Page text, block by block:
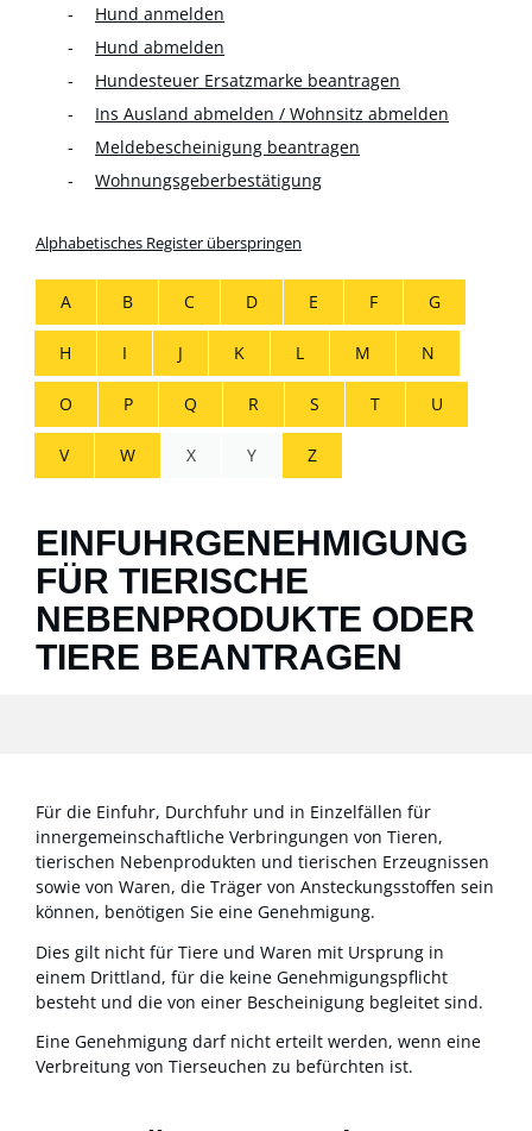
Hund anmelden
Hund abmelden
Hundesteuer Ersatzmarke beantragen
Ins Ausland abmelden / Wohnsitz abmelden
Meldebescheinigung beantragen
Wohnungsgeberbestätigung
Alphabetisches Register überspringen
A B C D E F G
H I J K L M N
O P Q R S T U
V W X Y Z
EINFUHRGENEHMIGUNG
FÜR TIERISCHE
NEBENPRODUKTE ODER
TIERE BEANTRAGEN
Für die Einfuhr, Durchfuhr und in Einzelfällen für
innergemeinschaftliche Verbringungen von Tieren,
tierischen Nebenprodukten und tierischen Erzeugnissen
sowie von Waren, die Träger von Ansteckungsstoffen sein
können, benötigen Sie eine Genehmigung.
Dies gilt nicht für Tiere und Waren mit Ursprung in
einem Drittland, für die keine Genehmigungspflicht
besteht und die von einer Bescheinigung begleitet sind.
Eine Genehmigung darf nicht erteilt werden, wenn eine
Verbreitung von Tierseuchen zu befürchten ist.